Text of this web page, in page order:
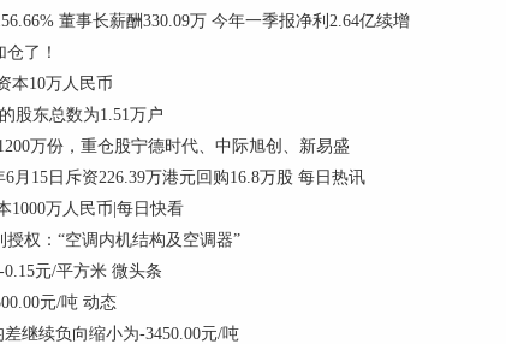
董事长薪酬330.09万 今年一季报净利2.64亿续增
了！
本10万人民币
股东总数为1.51万户
万份，重仓股宁德时代、中际旭创、新易盛
月15日斥资226.39万港元回购16.8万股 每日热讯
1000万人民币|每日快看
授权：“空调内机结构及空调器”
元/平方米 微头条
元/吨 动态
继续负向缩小为-3450.00元/吨